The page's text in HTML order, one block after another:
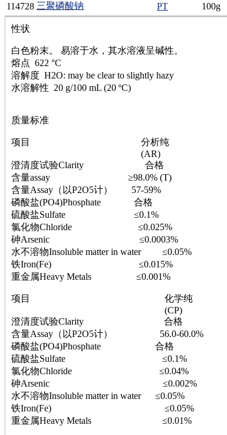
镁
锰
硅烷
酰氯
林
醚
脒
萘
脲
镍
宁
铍
嘌呤
其它
铅
嗪
醛
炔
噻吩
筛
砷
试纸
锶
松
素
酸
钛
钽
碳
糖
114728 三聚磷酸钠 PT 100g
性状
白色粉末。 易溶于水，其水溶液呈碱性。
熔点 622 °C
溶解度 H2O: may be clear to slightly hazy
水溶解性 20 g/100 mL (20 ºC)
质量标准
项目 分析纯
(AR)
澄清度试验Clarity 合格
含量assay ≥98.0% (T)
含量Assay（以P2O5计） 57-59%
磷酸盐(PO4)Phosphate 合格
硫酸盐Sulfate ≤0.1%
氯化物Chloride ≤0.025%
砷Arsenic ≤0.0003%
水不溶物Insoluble matter in water ≤0.05%
铁Iron(Fe) ≤0.015%
重金属Heavy Metals ≤0.001%
项目 化学纯
(CP)
澄清度试验Clarity 合格
含量Assay（以P2O5计） 56.0-60.0%
磷酸盐(PO4)Phosphate 合格
硫酸盐Sulfate ≤0.1%
氯化物Chloride ≤0.04%
砷Arsenic ≤0.002%
水不溶物Insoluble matter in water ≤0.05%
铁Iron(Fe) ≤0.05%
重金属Heavy Metals ≤0.01%